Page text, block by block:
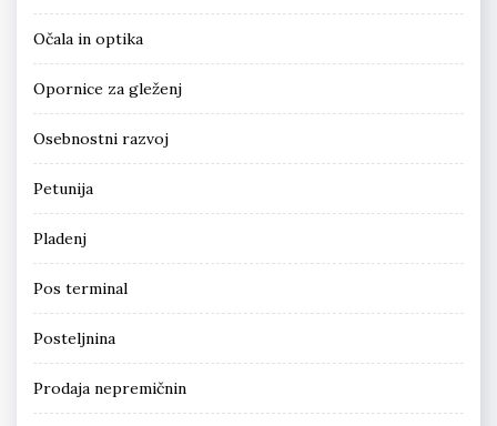
Očala in optika
Opornice za gleženj
Osebnostni razvoj
Petunija
Pladenj
Pos terminal
Posteljnina
Prodaja nepremičnin